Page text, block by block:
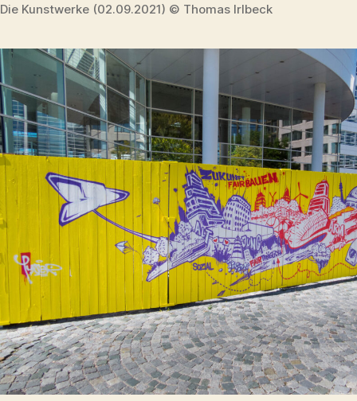
Die Kunstwerke (02.09.2021) © Thomas Irlbeck